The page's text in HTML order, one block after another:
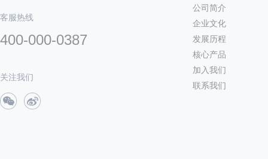
客服热线
400-000-0387
关注我们
公司简介
企业文化
发展历程
核心产品
加入我们
联系我们